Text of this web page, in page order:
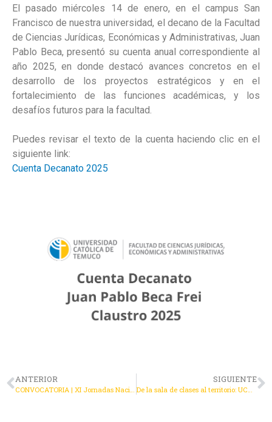
El pasado miércoles 14 de enero, en el campus San
Francisco de nuestra universidad, el decano de la Facultad
de Ciencias Jurídicas, Económicas y Administrativas, Juan
Pablo Beca, presentó su cuenta anual correspondiente al
año 2025, en donde destacó avances concretos en el
desarrollo de los proyectos estratégicos y en el
fortalecimiento de las funciones académicas, y los
desafíos futuros para la facultad.
Puedes revisar el texto de la cuenta haciendo clic en el
siguiente link:
Cuenta Decanato 2025
ANTERIOR SIGUIENTE